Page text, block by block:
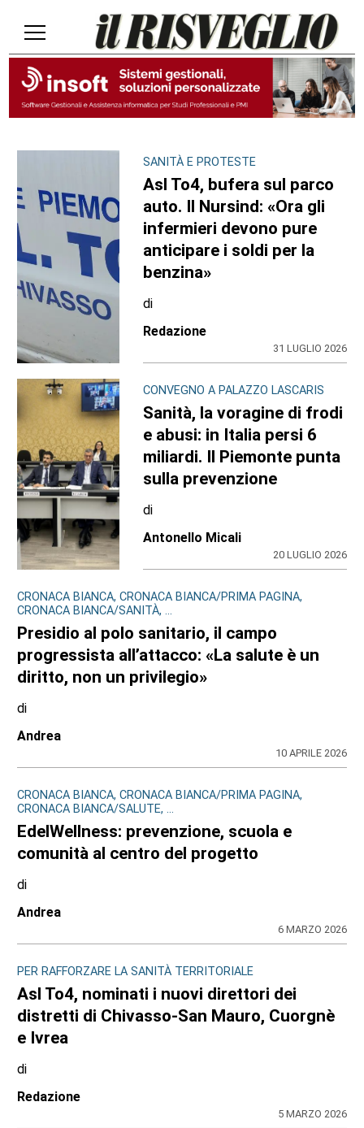
SANITÀ E PROTESTE
Asl To4, bufera sul parco
auto. Il Nursind: «Ora gli
infermieri devono pure
anticipare i soldi per la
benzina»
di
Redazione
31 LUGLIO 2026
CONVEGNO A PALAZZO LASCARIS
Sanità, la voragine di frodi
e abusi: in Italia persi 6
miliardi. Il Piemonte punta
sulla prevenzione
di
Antonello Micali
20 LUGLIO 2026
CRONACA BIANCA, CRONACA BIANCA/PRIMA PAGINA,
CRONACA BIANCA/SANITÀ, ...
Presidio al polo sanitario, il campo
progressista all’attacco: «La salute è un
diritto, non un privilegio»
di
Andrea
10 APRILE 2026
CRONACA BIANCA, CRONACA BIANCA/PRIMA PAGINA,
CRONACA BIANCA/SALUTE, ...
EdelWellness: prevenzione, scuola e
comunità al centro del progetto
di
Andrea
6 MARZO 2026
PER RAFFORZARE LA SANITÀ TERRITORIALE
Asl To4, nominati i nuovi direttori dei
distretti di Chivasso-San Mauro, Cuorgnè
e Ivrea
di
Redazione
5 MARZO 2026